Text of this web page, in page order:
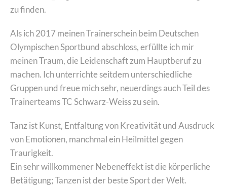
zu finden.
Als ich 2017 meinen Trainerschein beim Deutschen
Olympischen Sportbund abschloss, erfüllte ich mir
meinen Traum, die Leidenschaft zum Hauptberuf zu
machen. Ich unterrichte seitdem unterschiedliche
Gruppen und freue mich sehr, neuerdings auch Teil des
Trainerteams TC Schwarz-Weiss zu sein.
Tanz ist Kunst, Entfaltung von Kreativität und Ausdruck
von Emotionen, manchmal ein Heilmittel gegen
Traurigkeit.
Ein sehr willkommener Nebeneffekt ist die körperliche
Betätigung; Tanzen ist der beste Sport der Welt.